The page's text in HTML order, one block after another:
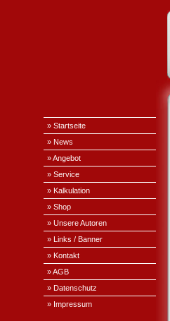
» Startseite
» News
» Angebot
» Service
» Kalkulation
» Shop
» Unsere Autoren
» Links / Banner
» Kontakt
» AGB
» Datenschutz
» Impressum